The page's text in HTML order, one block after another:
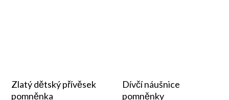
Zlatý dětský přívěsek
pomněnka
Dívčí náušnice
pomněnky